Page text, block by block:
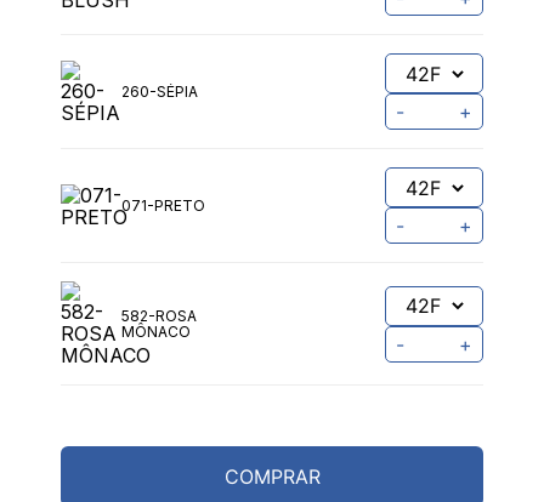
260-SÉPIA
- +
071-PRETO
- +
582-ROSA
MÔNACO
- +
COMPRAR